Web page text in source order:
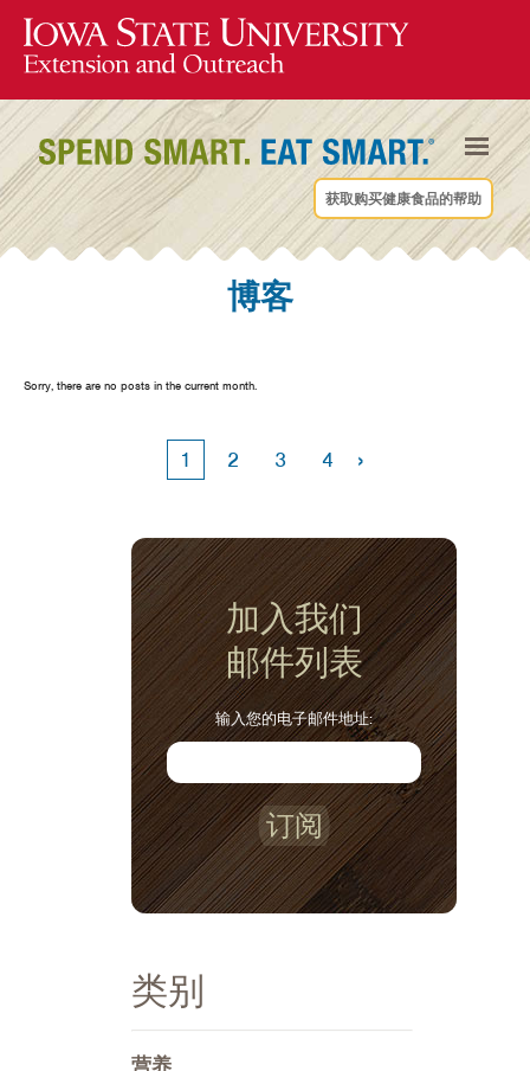
获取购买健康食品的帮助
博客
Sorry, there are no posts in the current month.
1 2 3 4 ›
加入我们
邮件列表
输入您的电子邮件地址:
订阅
类别
营养